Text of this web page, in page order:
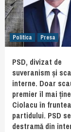
Politica Presa
PSD, divizat de
suveranism și
interne. Doar
premier îl mai
Ciolacu în fruntea
partidului. PSD se
destramă din